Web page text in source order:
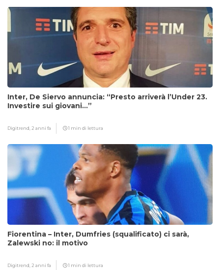
Inter, De Siervo annuncia: “Presto arriverà l’Under 23.
Investire sui giovani…”
Digitrend, 2 anni fa 1 min di lettura
Fiorentina – Inter, Dumfries (squalificato) ci sarà,
Zalewski no: il motivo
Digitrend, 2 anni fa 1 min di lettura